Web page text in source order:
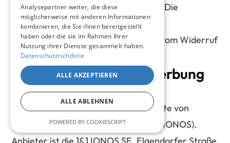
formlose Mitteilung per EMail an uns. Die
Rechtmäßigkeit der bereits erfolgten
Datenverarbeitungsvorgänge bleibt vom Widerruf
unberührt.
5. Analyse-Tools und Werbung
IONOS WebAnalytics
Diese Website nutzt die Analysedienste von
IONOS WebAnalytics (im Folgenden: IONOS).
Anbieter ist die 1&1 IONOS SE, Elgendorfer Straße
Analysepartner weiter, die diese
möglicherweise mit anderen Informationen
kombinieren, die Sie ihnen bereitgestellt
haben oder die sie im Rahmen Ihrer
Nutzung ihrer Dienste gesammelt haben.
Datenschutzrichtlinie
ALLE AKZEPTIEREN
ALLE ABLEHNEN
POWERED BY COOKIESCRIPT